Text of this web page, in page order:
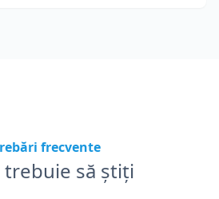
frecvente
trebuie să știți